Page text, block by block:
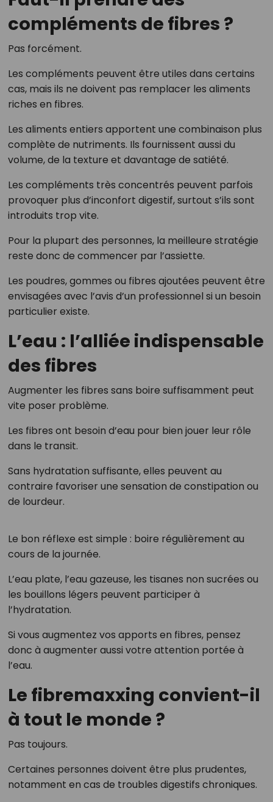
compléments de fibres ?
Pas forcément.
Les compléments peuvent être utiles dans certains
cas, mais ils ne doivent pas remplacer les aliments
riches en fibres.
Les aliments entiers apportent une combinaison plus
complète de nutriments. Ils fournissent aussi du
volume, de la texture et davantage de satiété.
Les compléments très concentrés peuvent parfois
provoquer plus d’inconfort digestif, surtout s’ils sont
introduits trop vite.
Pour la plupart des personnes, la meilleure stratégie
reste donc de commencer par l’assiette.
Les poudres, gommes ou fibres ajoutées peuvent être
envisagées avec l’avis d’un professionnel si un besoin
particulier existe.
L’eau : l’alliée indispensable
des fibres
Augmenter les fibres sans boire suffisamment peut
vite poser problème.
Les fibres ont besoin d’eau pour bien jouer leur rôle
dans le transit.
Sans hydratation suffisante, elles peuvent au
contraire favoriser une sensation de constipation ou
de lourdeur.
Le bon réflexe est simple : boire régulièrement au
cours de la journée.
L’eau plate, l’eau gazeuse, les tisanes non sucrées ou
les bouillons légers peuvent participer à
l’hydratation.
Si vous augmentez vos apports en fibres, pensez
donc à augmenter aussi votre attention portée à
l’eau.
Le fibremaxxing convient-il
à tout le monde ?
Pas toujours.
Certaines personnes doivent être plus prudentes,
notamment en cas de troubles digestifs chroniques.